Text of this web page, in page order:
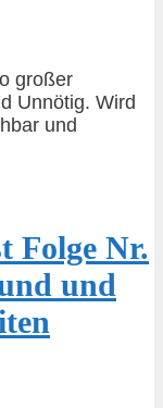
großer
Unnötig. Wird
und
Folge Nr.
und